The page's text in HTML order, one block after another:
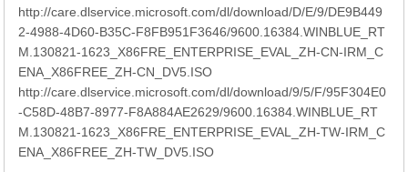
http://care.dlservice.microsoft.com/dl/download/D/E/9/DE9B449
2-4988-4D60-B35C-F8FB951F3646/9600.16384.WINBLUE_RT
M.130821-1623_X86FRE_ENTERPRISE_EVAL_ZH-CN-IRM_C
ENA_X86FREE_ZH-CN_DV5.ISO
http://care.dlservice.microsoft.com/dl/download/9/5/F/95F304E0
-C58D-48B7-8977-F8A884AE2629/9600.16384.WINBLUE_RT
M.130821-1623_X86FRE_ENTERPRISE_EVAL_ZH-TW-IRM_C
ENA_X86FREE_ZH-TW_DV5.ISO